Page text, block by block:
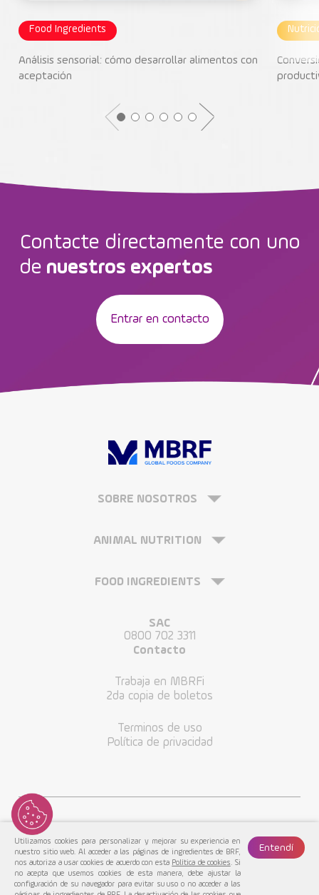
Food Ingredients
Análisis sensorial: cómo desarrollar alimentos con
aceptación
Contacte directamente con uno
de nuestros expertos
Entrar en contacto
SOBRE NOSOTROS
ANIMAL NUTRITION
FOOD INGREDIENTS
SAC
0800 702 3311
Contacto
Trabaja en MBRFi
2da copia de boletos
Terminos de uso
Política de privacidad
MBRF© 2022. Todos los Derechos Reservados.
Utilizamos cookies para personalizar y mejorar su experiencia en
nuestro sitio web. Al acceder a las páginas de ingredientes de BRF,
nos autoriza a usar cookies de acuerdo con esta Política de cookies. Si
no acepta que usemos cookies de esta manera, debe ajustar la
configuración de su navegador para evitar su uso o no acceder a las
Entendí